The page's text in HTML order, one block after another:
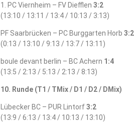
1. PC Viernheim – FV Diefflen 3:2
(13:10 / 13:11 / 13:4 / 10:13 / 3:13)
PF Saarbrücken – PC Burggarten Horb 3:2
(0:13 / 13:10 / 9:13 / 13:7 / 13:11)
boule devant berlin – BC Achern 1:4
(13:5 / 2:13 / 5:13 / 2:13 / 8:13)
10. Runde (T1 / TMix / D1 / D2 / DMix)
Lübecker BC – PUR Lintorf3:2
(13:9 / 6:13 / 13:4 / 10:13 / 13:10)